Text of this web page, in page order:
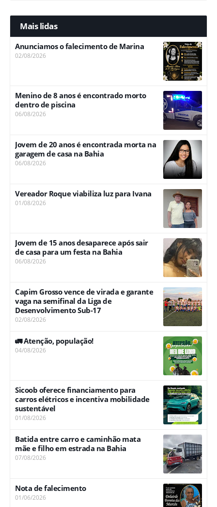
Mais lidas
Anunciamos o falecimento de Marina
02/08/2026
Menino de 8 anos é encontrado morto
dentro de piscina
06/08/2026
Jovem de 20 anos é encontrada morta na
garagem de casa na Bahia
06/08/2026
Vereador Roque viabiliza luz para Ivana
01/08/2026
Jovem de 15 anos desaparece após sair
de casa para um festa na Bahia
06/08/2026
Capim Grosso vence de virada e garante
vaga na semifinal da Liga de
Desenvolvimento Sub-17
02/08/2026
🚛 Atenção, população!
04/08/2026
Sicoob oferece financiamento para
carros elétricos e incentiva mobilidade
sustentável
01/08/2026
Batida entre carro e caminhão mata
mãe e filho em estrada na Bahia
07/08/2026
Nota de falecimento
01/06/2026